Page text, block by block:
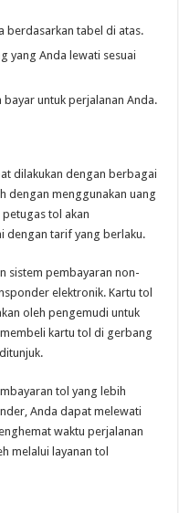
berdasarkan tabel di atas.
yang Anda lewati sesuai
untuk perjalanan Anda.
dilakukan dengan berbagai
dengan menggunakan uang
tol akan
dengan tarif yang berlaku.
sistem pembayaran non-
elektronik. Kartu tol
oleh pengemudi untuk
kartu tol di gerbang
tol yang lebih
Anda dapat melewati
waktu perjalanan
melalui layanan tol